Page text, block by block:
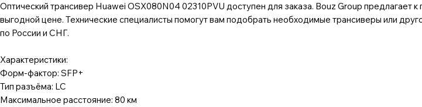
Оптический трансивер Huawei OSX080N04 02310PVU доступен для заказа. Bouz Group предлагает
выгодной цене. Технические специалисты помогут вам подобрать необходимые трансиверы или
по России и СНГ.
Характеристики:
Форм-фактор: SFP+
Тип разъёма: LC
Максимальное расстояние: 80 км